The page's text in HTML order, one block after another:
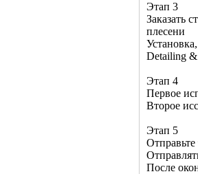
Этап 3
Заказать
плесени
Detailing
Этап 4
Первое
Второе
Этап 5
После